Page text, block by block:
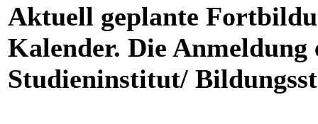
Aktuell geplante
Kalender. Die
Studieninstitut/